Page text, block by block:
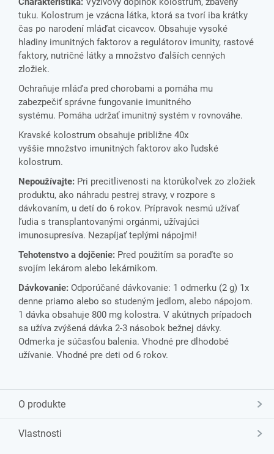
tuku. Kolostrum je vzácna látka, ktorá sa tvorí iba krátky
čas po narodení mláďat cicavcov. Obsahuje vysoké
hladiny imunitných faktorov a regulátorov imunity, rastové
faktory, nutričné látky a množstvo ďalších cenných
zložiek.
Ochraňuje mláďa pred chorobami a pomáha mu
zabezpečiť správne fungovanie imunitného
systému. Pomáha udržať imunitný systém v rovnováhe.
Kravské kolostrum obsahuje približne 40x
vyššie množstvo imunitných faktorov ako ľudské
kolostrum.
Nepoužívajte: Pri precitlivenosti na ktorúkoľvek zo zložiek
produktu, ako náhradu pestrej stravy, v rozpore s
dávkovaním, u detí do 6 rokov. Prípravok nesmú užívať
ľudia s transplantovanými orgánmi, užívajúci
imunosupresíva. Nezapíjať teplými nápojmi!
Tehotenstvo a dojčenie: Pred použitím sa poraďte so
svojím lekárom alebo lekárnikom.
Dávkovanie: Odporúčané dávkovanie: 1 odmerku (2 g) 1x
denne priamo alebo so studeným jedlom, alebo nápojom.
1 dávka obsahuje 800 mg kolostra. V akútnych prípadoch
sa užíva zvýšená dávka 2-3 násobok bežnej dávky.
Odmerka je súčasťou balenia. Vhodné pre dlhodobé
užívanie. Vhodné pre deti od 6 rokov.
O produkte
Vlastnosti